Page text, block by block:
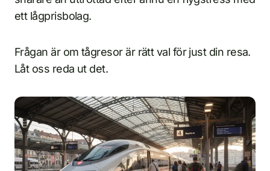
ett lågprisbolag.
Frågan är om tågresor är rätt val för just din resa.
Låt oss reda ut det.